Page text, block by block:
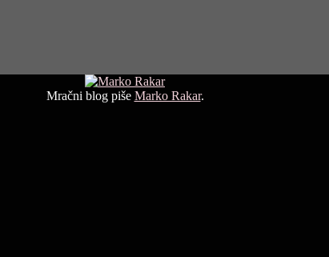
Mračni blog piše Marko Rakar.